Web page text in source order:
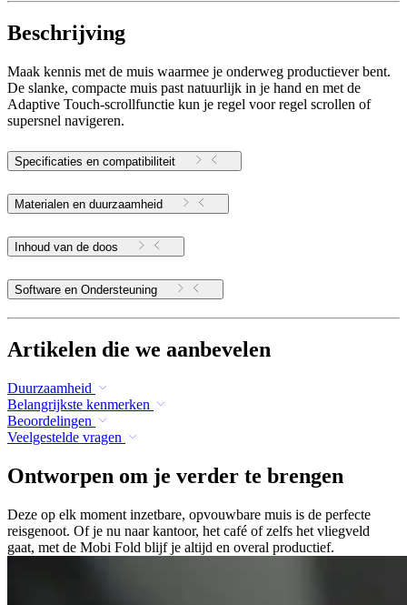
Beschrijving
Maak kennis met de muis waarmee je onderweg productiever bent.
De slanke, compacte muis past natuurlijk in je hand en met de
Adaptive Touch-scrollfunctie kun je regel voor regel scrollen of
supersnel navigeren.
Specificaties en compatibiliteit
Materialen en duurzaamheid
Inhoud van de doos
Software en Ondersteuning
Artikelen die we aanbevelen
Duurzaamheid
Belangrijkste kenmerken
Beoordelingen
Veelgestelde vragen
Ontworpen om je verder te brengen
Deze op elk moment inzetbare, opvouwbare muis is de perfecte
reisgenoot. Of je nu naar kantoor, het café of zelfs het vliegveld
gaat, met de Mobi Fold blijf je altijd en overal productief.